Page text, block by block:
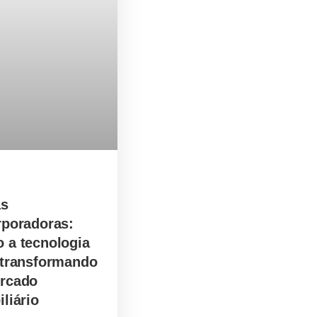
a tecnologia